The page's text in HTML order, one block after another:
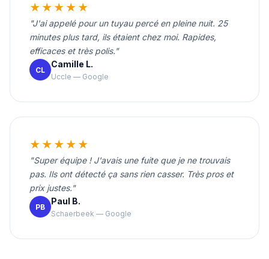
★★★★★
"J'ai appelé pour un tuyau percé en pleine nuit. 25
minutes plus tard, ils étaient chez moi. Rapides,
efficaces et très polis."
CL
Camille L.
Uccle — Google
★★★★★
"Super équipe ! J'avais une fuite que je ne trouvais
pas. Ils ont détecté ça sans rien casser. Très pros et
prix justes."
PB
Paul B.
Schaerbeek — Google